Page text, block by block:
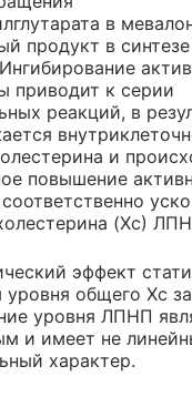
в
продукт в
приводит к серии
реакций, в
и
повышение
(Xc)
эффект
общего Хс
уровня ЛПНП
и имеет не
характер.